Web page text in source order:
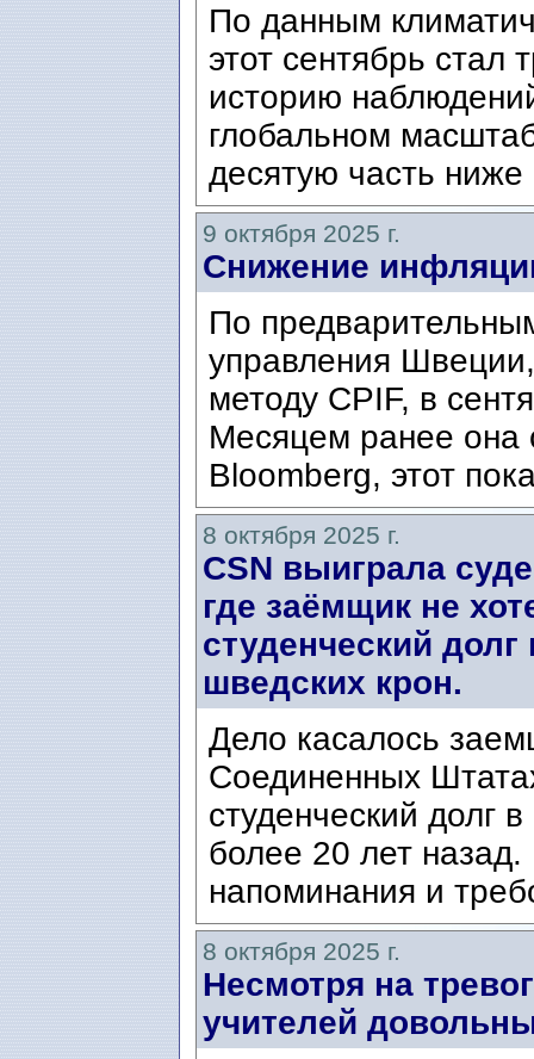
По данным
этот сентябрь
историю
глобальном
десятую часть
9 октября 2025 г.
Снижение
По
управления
методу CPIF, в
Месяцем ранее она
Bloomberg, этот
8 октября 2025 г.
CSN выиграла
где заёмщик не
студенческий
шведских крон.
Дело касалось
Соединенных
студенческий долг
более 20 лет
напоминания и
8 октября 2025 г.
Несмотря на
учителей